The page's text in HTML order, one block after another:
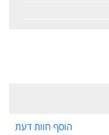
הוסף חוות דעת